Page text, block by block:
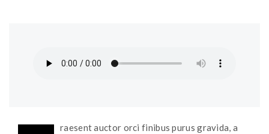
raesent auctor orci finibus purus gravida, a